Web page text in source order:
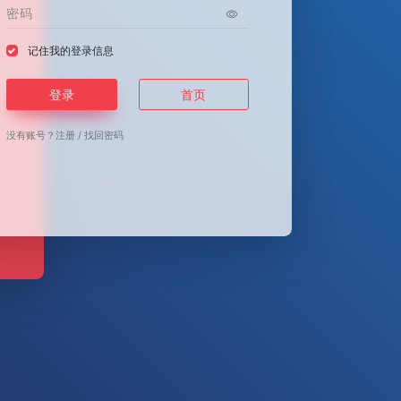
记住我的登录信息
登录 首页
没有账号？注册 /找回密码